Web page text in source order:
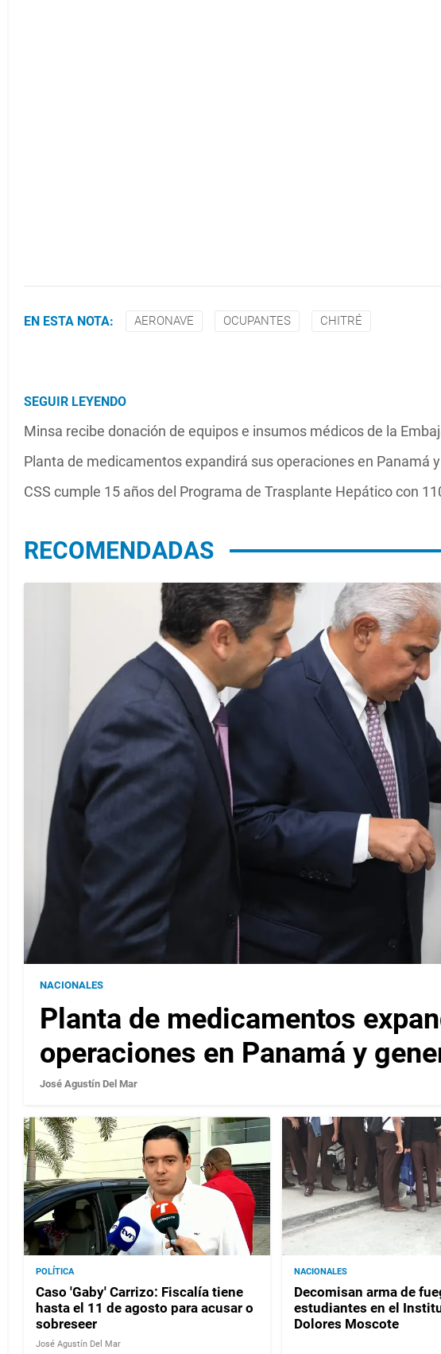
EN ESTA NOTA: AERONAVE OCUPANTES CHITRÉ
SEGUIR LEYENDO
Minsa recibe donación de equipos e insumos médicos de la
Planta de medicamentos expandirá sus operaciones en Panamá
CSS cumple 15 años del Programa de Trasplante Hepático con
RECOMENDADAS
NACIONALES
Planta de medicamentos
operaciones en Panamá y
José Agustín Del Mar
POLÍTICA
Caso 'Gaby' Carrizo: Fiscalía tiene
hasta el 11 de agosto para acusar o
sobreseer
José Agustín Del Mar
NACIONALES
Decomisan arma de
estudiantes en el
Dolores Moscote